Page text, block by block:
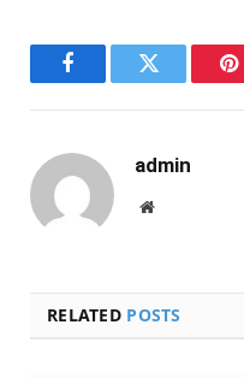
FacebookTwitter
admin
Website
RELATED POSTS